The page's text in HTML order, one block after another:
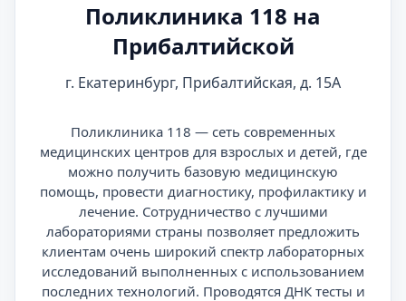
Поликлиника 118 на
Прибалтийской
г. Екатеринбург, Прибалтийская, д. 15А
Поликлиника 118 — сеть современных
медицинских центров для взрослых и детей, где
можно получить базовую медицинскую
помощь, провести диагностику, профилактику и
лечение. Сотрудничество с лучшими
лабораториями страны позволяет предложить
клиентам очень широкий спектр лабораторных
исследований выполненных с использованием
последних технологий. Проводятся ДНК тесты и